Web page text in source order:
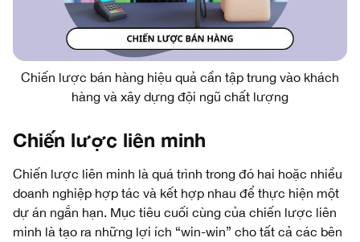
Chiến lược bán hàng hiệu quả cần tập trung vào khách
hàng và xây dựng đội ngũ chất lượng
Chiến lược liên minh
Chiến lược liên minh là quá trình trong đó hai hoặc nhiều
doanh nghiệp hợp tác và kết hợp nhau để thực hiện một
dự án ngắn hạn. Mục tiêu cuối cùng của chiến lược liên
minh là tạo ra những lợi ích “win-win” cho tất cả các bên